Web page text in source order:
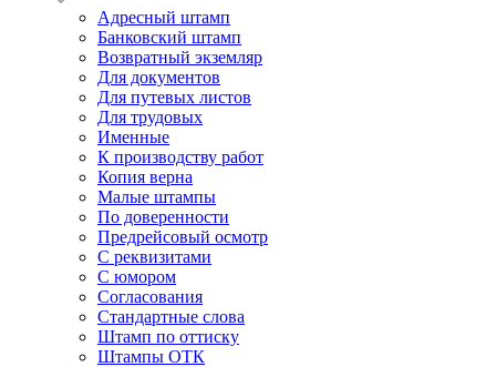
Адресный штамп
Банковский штамп
Возвратный экземляр
Для документов
Для путевых листов
Для трудовых
Именные
К производству работ
Копия верна
Малые штампы
По доверенности
Предрейсовый осмотр
С реквизитами
С юмором
Согласования
Стандартные слова
Штамп по оттиску
Штампы ОТК